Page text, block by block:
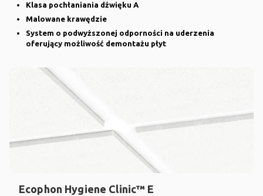
Klasa pochłaniania dźwięku A
Malowane krawędzie
System o podwyższonej odporności na uderzenia
oferujący możliwość demontażu płyt
Ecophon Hygiene Clinic™ E